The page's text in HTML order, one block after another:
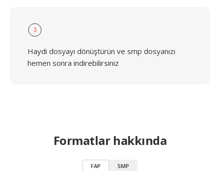
3
Haydi dosyayı dönüştürün ve smp dosyanızı
hemen sonra indirebilirsiniz
Formatlar hakkında
FAP SMP